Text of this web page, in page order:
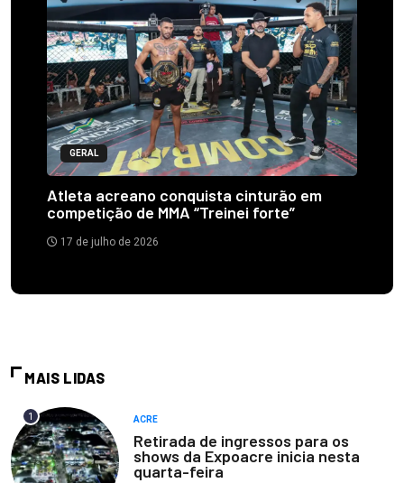
GERAL
Atleta acreano conquista cinturão em
competição de MMA “Treinei forte”
17 de julho de 2026
MAIS LIDAS
1 ACRE
Retirada de ingressos para os
shows da Expoacre inicia nesta
quarta-feira